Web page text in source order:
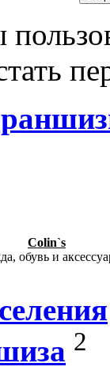
Colin`s
обувь и
2